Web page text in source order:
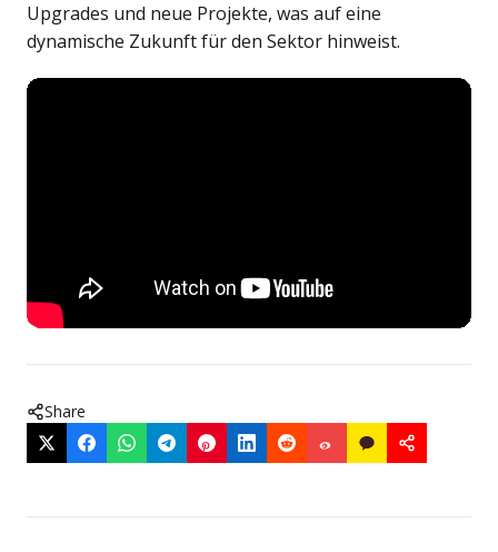
Upgrades und neue Projekte, was auf eine
dynamische Zukunft für den Sektor hinweist.
Share